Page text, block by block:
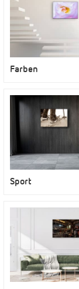
Farben
Sport